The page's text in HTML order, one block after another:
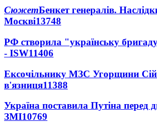
СюжетБенкет генералів.
Москві13748
РФ створила "українську
- ISW11406
Ексочільнику МЗС Угорщини
в'язниця11388
Україна поставила Путіна перед
ЗМІ10769